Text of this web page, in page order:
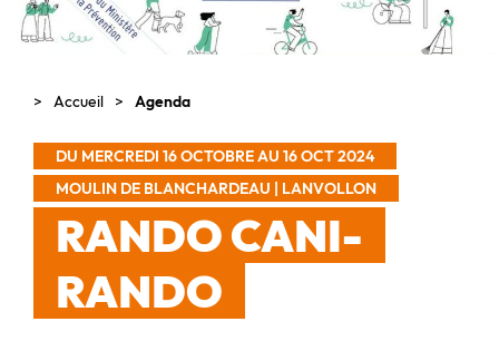
Accueil Agenda
DU MERCREDI 16 OCTOBRE AU 16 OCT 2024
MOULIN DE BLANCHARDEAU | LANVOLLON
RANDO CANI-
RANDO